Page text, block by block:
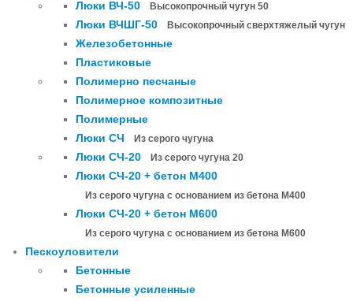
Люки ВЧ-50
Высокопрочный чугун 50
Люки ВЧШГ-50 Высокопрочный сверхтяжелый чугун
Железобетонные
Пластиковые
Полимерно песчаные
Полимерное композитные
Полимерные
Люки СЧ
Из серого чугуна
Люки СЧ-20 Из серого чугуна 20
Люки СЧ-20 + бетон М400
Из серого чугуна с основанием из бетона М400
Люки СЧ-20 + бетон М600
Из серого чугуна с основанием из бетона М600
Пескоуловители
Бетонные
Бетонные усиленные